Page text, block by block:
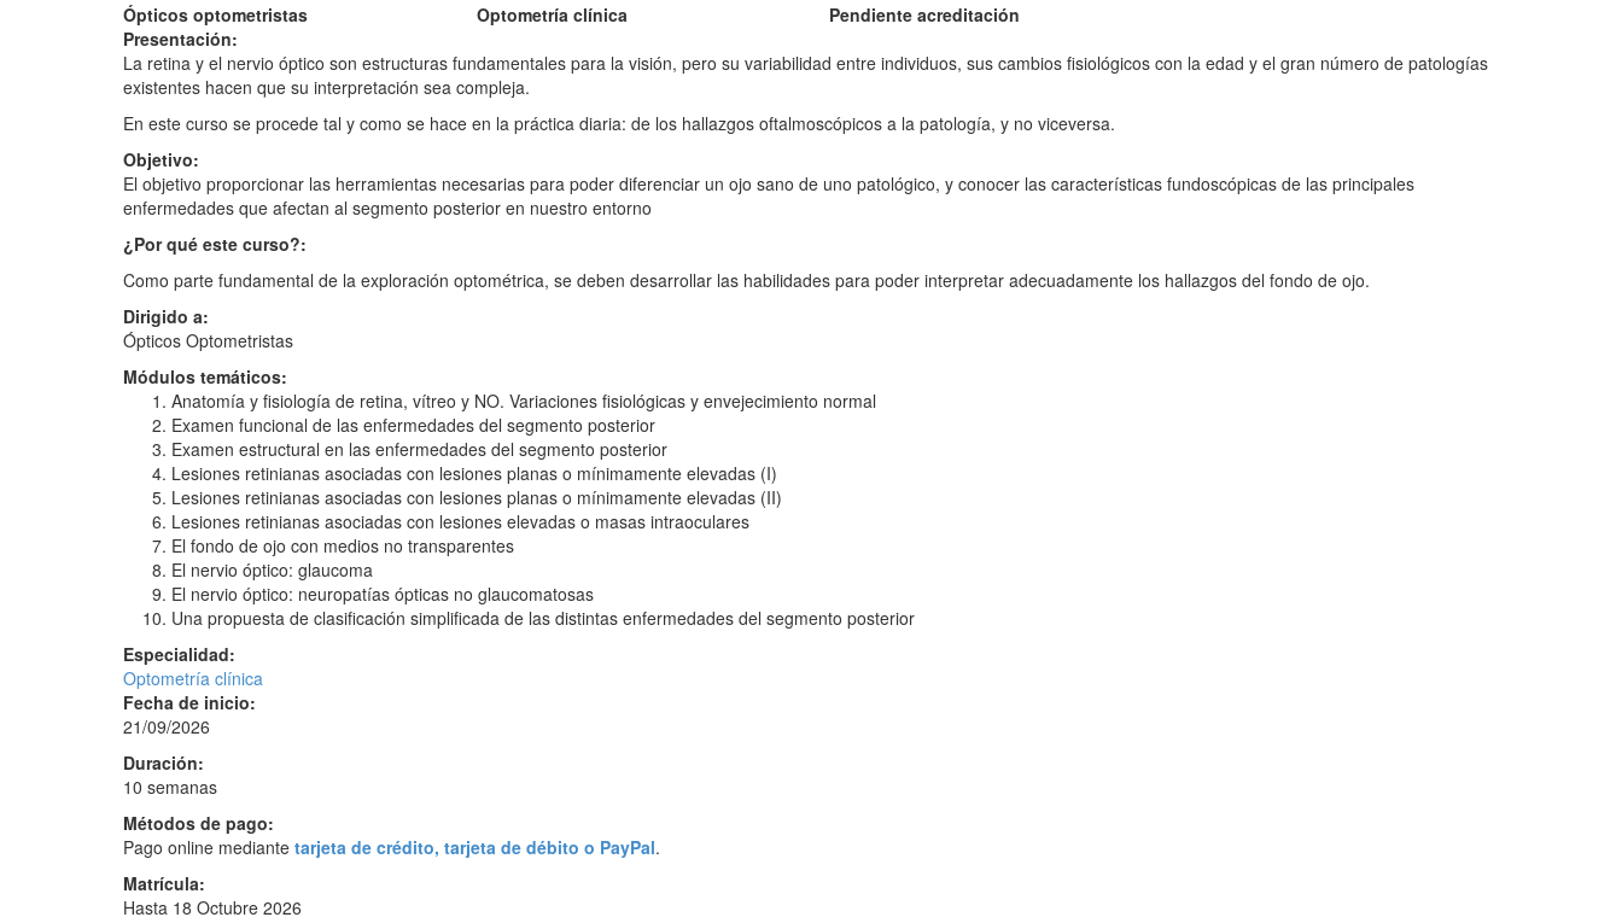
Ópticos optometristas
Optometría clínica
Pendiente acreditación
Presentación:
La retina y el nervio óptico son estructuras fundamentales para la visión, pero su variabilidad entre individuos, sus cambios fisiológicos con la edad y el gran número de patologías
existentes hacen que su interpretación sea compleja.
En este curso se procede tal y como se hace en la práctica diaria: de los hallazgos oftalmoscópicos a la patología, y no viceversa.
Objetivo:
El objetivo proporcionar las herramientas necesarias para poder diferenciar un ojo sano de uno patológico, y conocer las características fundoscópicas de las principales
enfermedades que afectan al segmento posterior en nuestro entorno
¿Por qué este curso?:
Como parte fundamental de la exploración optométrica, se deben desarrollar las habilidades para poder interpretar adecuadamente los hallazgos del fondo de ojo.
Dirigido a:
Ópticos Optometristas
Módulos temáticos:
Anatomía y fisiología de retina, vítreo y NO. Variaciones fisiológicas y envejecimiento normal
Examen funcional de las enfermedades del segmento posterior
Examen estructural en las enfermedades del segmento posterior
Lesiones retinianas asociadas con lesiones planas o mínimamente elevadas (I)
Lesiones retinianas asociadas con lesiones planas o mínimamente elevadas (II)
Lesiones retinianas asociadas con lesiones elevadas o masas intraoculares
El fondo de ojo con medios no transparentes
El nervio óptico: glaucoma
El nervio óptico: neuropatías ópticas no glaucomatosas
Una propuesta de clasificación simplificada de las distintas enfermedades del segmento posterior
Especialidad:
Optometría clínica
Fecha de inicio:
21/09/2026
Duración:
10 semanas
Métodos de pago:
Pago online mediante tarjeta de crédito, tarjeta de débito o PayPal.
Matrícula:
Hasta 18 Octubre 2026